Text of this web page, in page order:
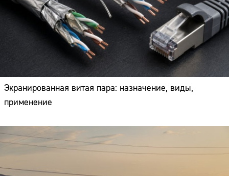
Экранированная витая пара: назначение, виды,
применение